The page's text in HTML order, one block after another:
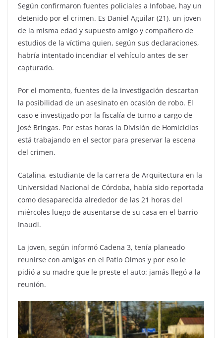
Según confirmaron fuentes policiales a Infobae, hay un
detenido por el crimen. Es Daniel Aguilar (21), un joven
de la misma edad y supuesto amigo y compañero de
estudios de la víctima quien, según sus declaraciones,
habría intentado incendiar el vehículo antes de ser
capturado.
Por el momento, fuentes de la investigación descartan
la posibilidad de un asesinato en ocasión de robo. El
caso e investigado por la fiscalía de turno a cargo de
José Bringas. Por estas horas la División de Homicidios
está trabajando en el sector para preservar la escena
del crimen.
Catalina, estudiante de la carrera de Arquitectura en la
Universidad Nacional de Córdoba, había sido reportada
como desaparecida alrededor de las 21 horas del
miércoles luego de ausentarse de su casa en el barrio
Inaudi.
La joven, según informó Cadena 3, tenía planeado
reunirse con amigas en el Patio Olmos y por eso le
pidió a su madre que le preste el auto: jamás llegó a la
reunión.